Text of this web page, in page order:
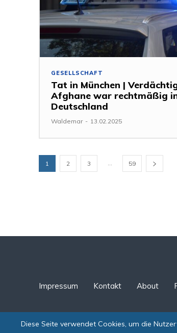
GESELLSCHAFT
Tat in München |
Afghane war rechtmäßig
Deutschland
Waldemar - 13.02.2025
1 2 3 59
Impressum Kontakt About
Diese Seite verwendet Cookies, um die